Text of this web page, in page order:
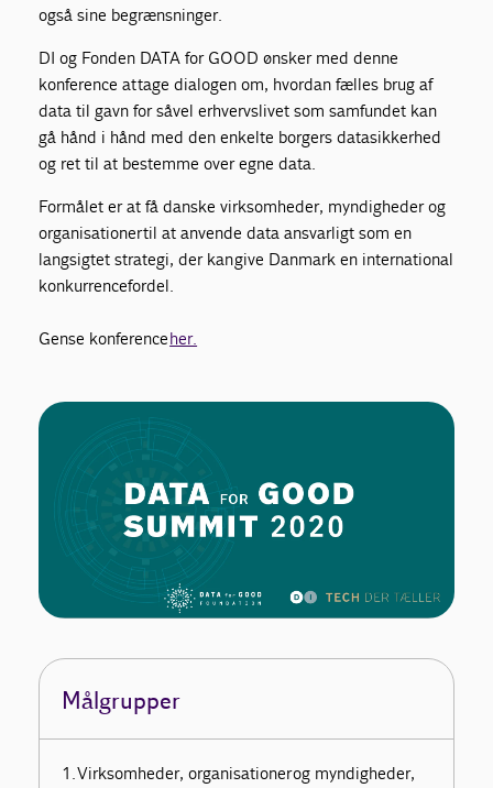
også sine begrænsninger.
DI og Fonden DATA for GOOD ønsker med denne
konference at tage dialogen om, hvordan fælles brug af
data til gavn for såvel erhvervslivet som samfundet kan
gå hånd i hånd med den enkelte borgers datasikkerhed
og ret til at bestemme over egne data.
Formålet er at få danske virksomheder, myndigheder og
organisationer til at anvende data ansvarligt som en
langsigtet strategi, der kan give Danmark en international
konkurrencefordel.
Gense konferenceher.
Målgrupper
1. Virksomheder, organisationer og myndigheder,